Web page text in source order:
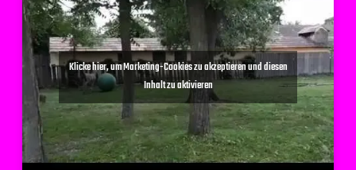
Klicke hier, um Marketing-Cookies zu akzeptieren und diesen
Inhalt zu aktivieren